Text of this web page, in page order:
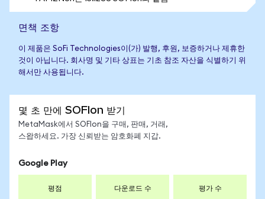
면책 조항
이 제품은 SoFi Technologies이(가) 발행, 후원, 보증하거나 제휴한
것이 아닙니다. 회사명 및 기타 상표는 기초 참조 자산을 식별하기 위
해서만 사용됩니다.
몇 초 만에 SOFIon 받기
MetaMask에서 SOFIon을 구매, 판매, 거래,
스왑하세요. 가장 신뢰받는 암호화폐 지갑.
Google Play
평점 다운로드 수 평가 수